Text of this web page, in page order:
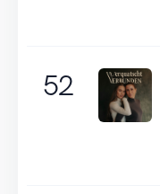
52